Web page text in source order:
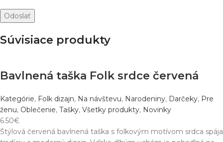
Súvisiace produkty
Bavlnená taška Folk srdce červená
Kategórie, Folk dizajn, Na návštevu, Narodeniny, Darčeky, Pre
ženu, Oblečenie, Tašky, Všetky produkty, Novinky
6.50€
Štýlová červená bavlnená taška s folkovým motívom srdca spája